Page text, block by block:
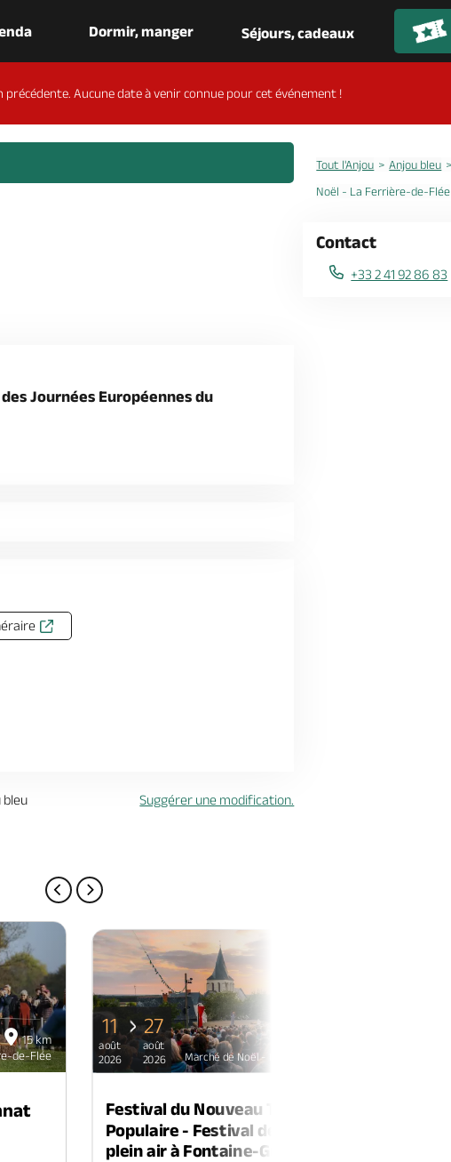
Dormir, manger Séjours, cadeaux
Aucune date à venir connue pour cet événement !
Journées Européennes du
bleu Suggérer une modification.
15 km
de-Flée
Marché de Noël - La Ferrière-de-Flée
11
août
2026
27
août
2026
Festival du Nouveau Théâtre
Populaire - Festival de théâtre en
plein air à Fontaine-Guérin
Tout l'Anjou Anjou bleu
Noël - La Ferrière-de-Flée
Contact
+33 2 41 92 86 83